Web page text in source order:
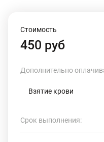
Стоимость
450 руб
Дополнительно
Взятие крови
Срок выполнения: